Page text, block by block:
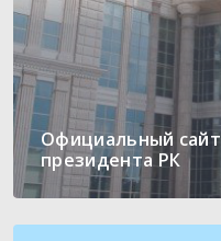
Официальный сайт
президента РК